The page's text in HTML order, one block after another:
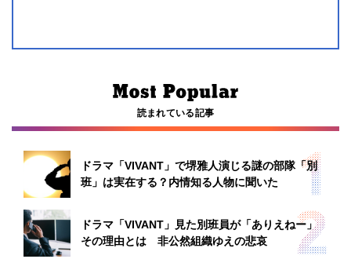
読まれている記事
ドラマ「VIVANT」で堺雅人演じる謎の部隊「別
班」は実在する？内情知る人物に聞いた
ドラマ「VIVANT」見た別班員が「ありえねー」
その理由とは 非公然組織ゆえの悲哀